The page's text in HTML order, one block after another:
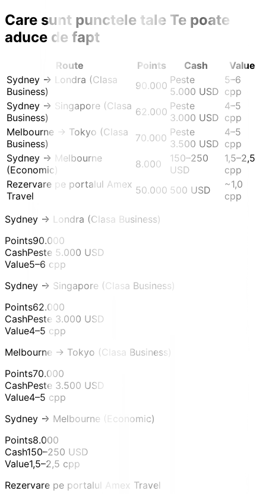
Care sunt punctele tale Te poate
aduce de fapt
Route Points Cash
Value
Sydney → Londra (Clasa
Business)
90.000 Peste
5.000 USD
5–6
cpp
Sydney → Singapore (Clasa
Business)
62.000 Peste
3.000 USD
4–5
cpp
Melbourne → Tokyo (Clasa
Business)
70.000 Peste
3.500 USD
4–5
cpp
Sydney → Melbourne
(Economic)
8.000
150–250
USD
1,5–2,5
cpp
Rezervare pe portalul Amex
Travel
50.000 500 USD
~1,0
cpp
Sydney → Londra (Clasa Business)
Points90.000
CashPeste 5.000 USD
Value5–6 cpp
Sydney → Singapore (Clasa Business)
Points62.000
CashPeste 3.000 USD
Value4–5 cpp
Melbourne → Tokyo (Clasa Business)
Points70.000
CashPeste 3.500 USD
Value4–5 cpp
Sydney → Melbourne (Economic)
Points8.000
Cash150–250 USD
Value1,5–2,5 cpp
Rezervare pe portalul Amex Travel